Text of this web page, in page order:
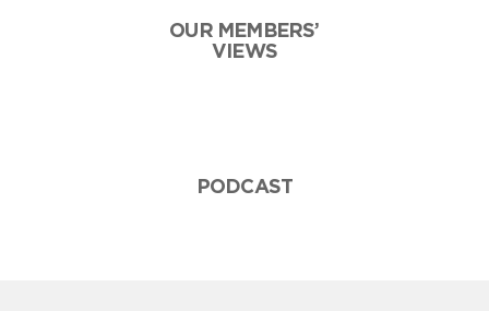
OUR MEMBERS’
VIEWS
PODCAST